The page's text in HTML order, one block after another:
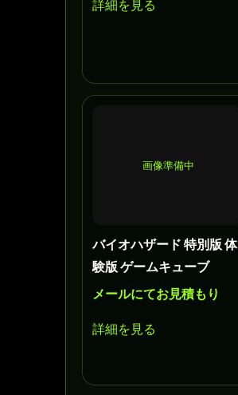
詳細を見る
画像準備中
バイオハザード 特別版 体
験版 ゲームキューブ
メールにてお見積もり
詳細を見る